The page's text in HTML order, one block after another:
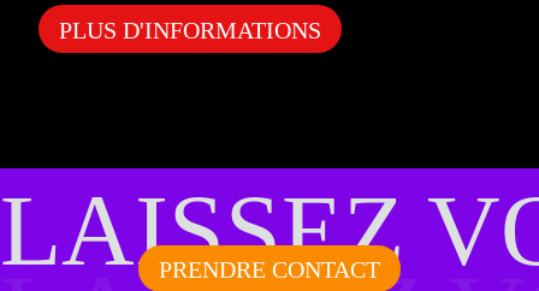
PLUS D'INFORMATIONS
LAISSEZ
PRENDRE CONTACT